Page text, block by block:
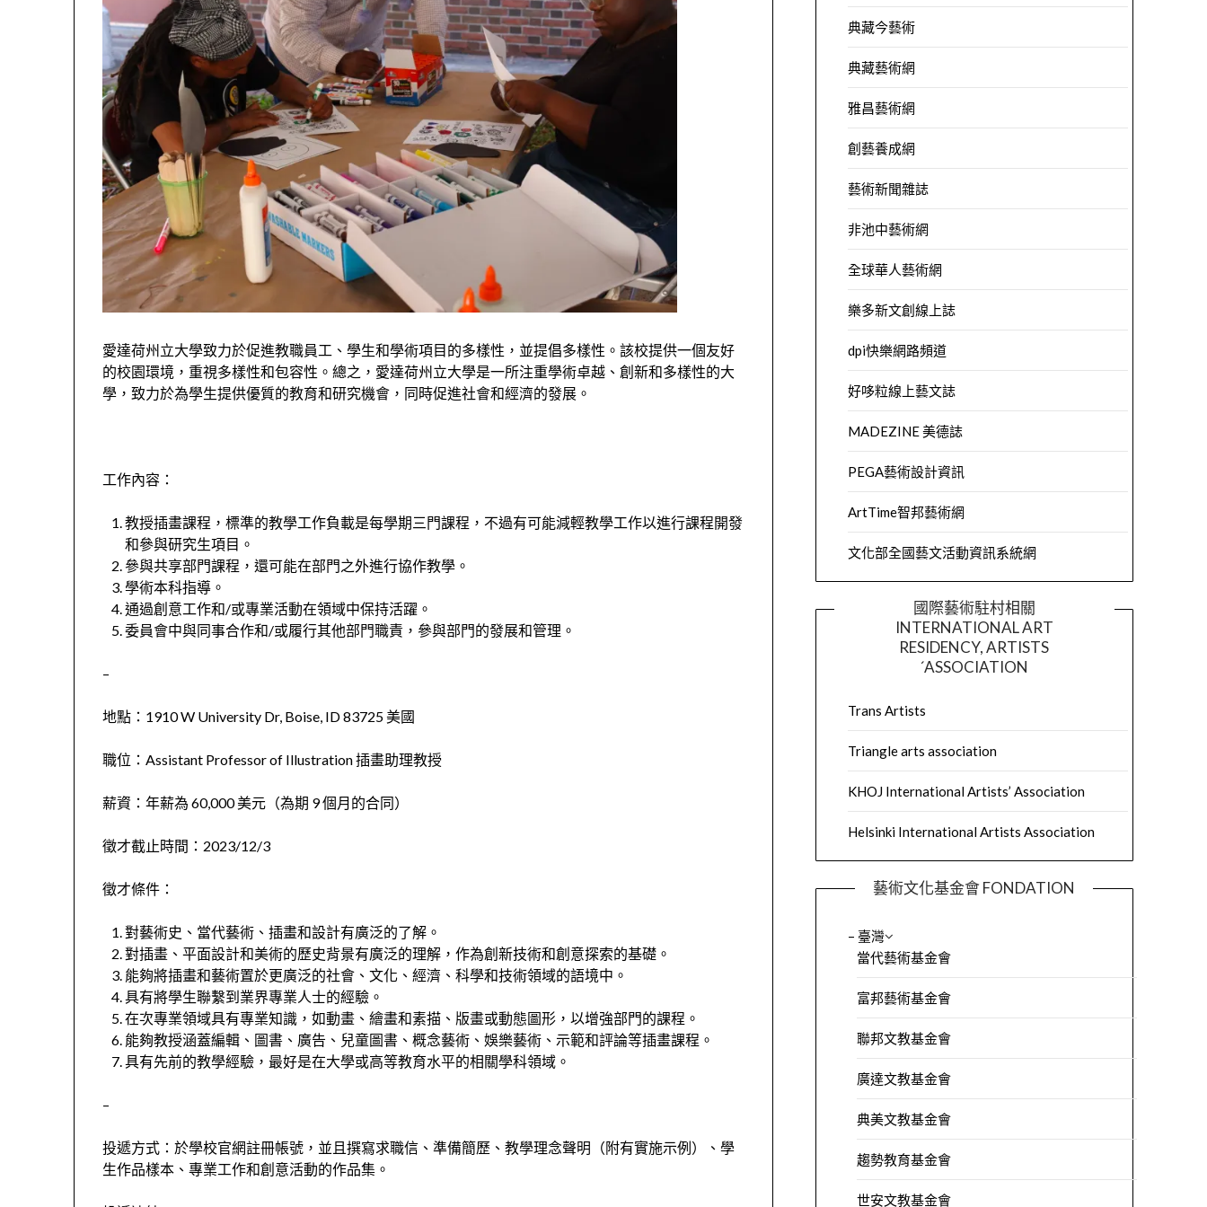
愛達荷州立大學致力於促進教職員工、學生和學術項目的多樣性，並提倡多樣性。該校提供一個友好
的校園環境，重視多樣性和包容性。總之，愛達荷州立大學是一所注重學術卓越、創新和多樣性的大
學，致力於為學生提供優質的教育和研究機會，同時促進社會和經濟的發展。
工作內容：
教授插畫課程，標準的教學工作負載是每學期三門課程，不過有可能減輕教學工作以進行課程開發
和參與研究生項目。
參與共享部門課程，還可能在部門之外進行協作教學。
學術本科指導。
通過創意工作和/或專業活動在領域中保持活躍。
委員會中與同事合作和/或履行其他部門職責，參與部門的發展和管理。
–
地點：1910 W University Dr, Boise, ID 83725 美國
職位：Assistant Professor of Illustration 插畫助理教授
薪資：年薪為 60,000 美元（為期 9 個月的合同）
徵才截止時間：2023/12/3
徵才條件：
對藝術史、當代藝術、插畫和設計有廣泛的了解。
對插畫、平面設計和美術的歷史背景有廣泛的理解，作為創新技術和創意探索的基礎。
能夠將插畫和藝術置於更廣泛的社會、文化、經濟、科學和技術領域的語境中。
具有將學生聯繫到業界專業人士的經驗。
在次專業領域具有專業知識，如動畫、繪畫和素描、版畫或動態圖形，以增強部門的課程。
能夠教授涵蓋編輯、圖書、廣告、兒童圖書、概念藝術、娛樂藝術、示範和評論等插畫課程。
具有先前的教學經驗，最好是在大學或高等教育水平的相關學科領域。
–
投遞方式：於學校官網註冊帳號，並且撰寫求職信、準備簡歷、教學理念聲明（附有實施示例）、學
生作品樣本、專業工作和創意活動的作品集。
典藏今藝術
典藏藝術網
雅昌藝術網
創藝養成網
藝術新聞雜誌
非池中藝術網
全球華人藝術網
樂多新文創線上誌
dpi快樂網路頻道
好哆粒線上藝文誌
MADEZINE 美德誌
PEGA藝術設計資訊
ArtTime智邦藝術網
文化部全國藝文活動資訊系統網
國際藝術駐村相關
INTERNATIONAL ART
RESIDENCY, ARTISTS
´ASSOCIATION
Trans Artists
Triangle arts association
KHOJ International Artists’ Association
Helsinki International Artists Association
藝術文化基金會 FONDATION
– 臺灣
當代藝術基金會
富邦藝術基金會
聯邦文教基金會
廣達文教基金會
典美文教基金會
趨勢教育基金會
世安文教基金會